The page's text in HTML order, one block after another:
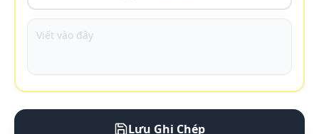
Lưu Ghi Chép